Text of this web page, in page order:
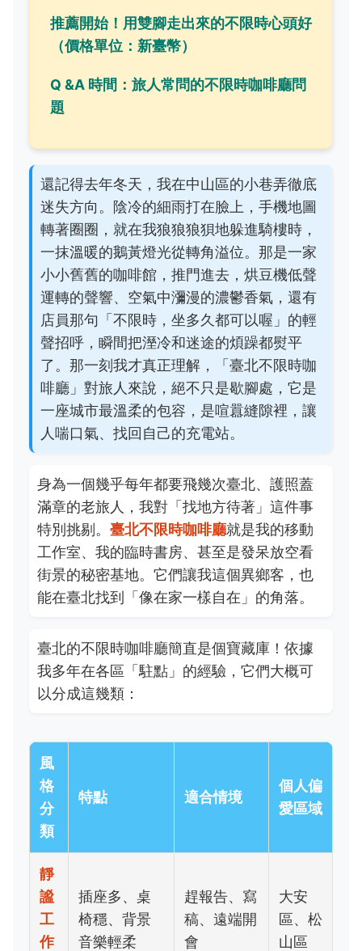
推薦開始！用雙腳走出來的不限時心頭好
（價格單位：新臺幣）
Q &A 時間：旅人常問的不限時咖啡廳問
題
還記得去年冬天，我在中山區的小巷弄徹底
迷失方向。陰冷的細雨打在臉上，手機地圖
轉著圈圈，就在我狼狼狼狽地躲進騎樓時，
一抹溫暖的鵝黃燈光從轉角溢位。那是一家
小小舊舊的咖啡館，推門進去，烘豆機低聲
運轉的聲響、空氣中瀰漫的濃鬱香氣，還有
店員那句「不限時，坐多久都可以喔」的輕
聲招呼，瞬間把溼冷和迷途的煩躁都熨平
了。那一刻我才真正理解，「臺北不限時咖
啡廳」對旅人來說，絕不只是歇腳處，它是
一座城市最溫柔的包容，是喧囂縫隙裡，讓
人喘口氣、找回自己的充電站。
身為一個幾乎每年都要飛幾次臺北、護照蓋
滿章的老旅人，我對「找地方待著」這件事
特別挑剔。 臺北不限時咖啡廳就是我的移動
工作室、我的臨時書房、甚至是發呆放空看
街景的秘密基地。它們讓我這個異鄉客，也
能在臺北找到「像在家一樣自在」的角落。
臺北的不限時咖啡廳簡直是個寶藏庫！依據
我多年在各區「駐點」的經驗，它們大概可
以分成這幾類：
風
格
分
類
特點 適合情境
個人偏
愛區域
靜
謐
工
作
插座多、桌
椅穩、背景
音樂輕柔
趕報告、寫
稿、遠端開
會
大安
區、松
山區